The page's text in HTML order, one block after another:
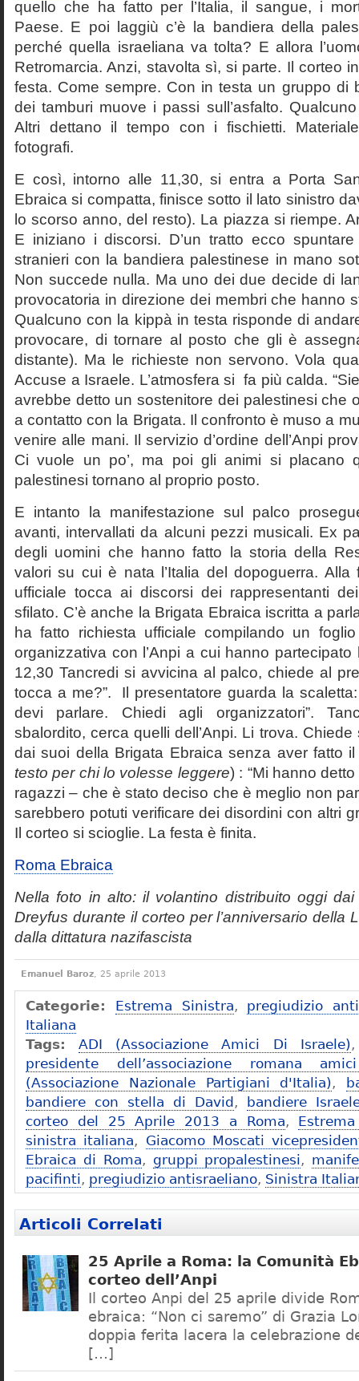
quello che ha fatto per l’Italia, il sangue, i
Paese. E poi laggiù c’è la bandiera della
perché quella israeliana va tolta? E allora
Retromarcia. Anzi, stavolta sì, si parte. Il corteo
festa. Come sempre. Con in testa un gruppo di
dei tamburi muove i passi sull’asfalto.
Altri dettano il tempo con i fischietti.
fotografi.
E così, intorno alle 11,30, si entra a Porta
Ebraica si compatta, finisce sotto il lato sinistro
lo scorso anno, del resto). La piazza si riempe.
E iniziano i discorsi. D’un tratto ecco
stranieri con la bandiera palestinese in mano
Non succede nulla. Ma uno dei due decide di
provocatoria in direzione dei membri che hanno
Qualcuno con la kippà in testa risponde di
provocare, di tornare al posto che gli è
distante). Ma le richieste non servono. Vola
Accuse a Israele. L’atmosfera si fa più calda.
avrebbe detto un sostenitore dei palestinesi che
a contatto con la Brigata. Il confronto è muso a
venire alle mani. Il servizio d’ordine dell’Anpi
Ci vuole un po’, ma poi gli animi si placano
palestinesi tornano al proprio posto.
E intanto la manifestazione sul palco
avanti, intervallati da alcuni pezzi musicali. Ex
degli uomini che hanno fatto la storia della
valori su cui è nata l’Italia del dopoguerra. Alla
ufficiale tocca ai discorsi dei rappresentanti
sfilato. C’è anche la Brigata Ebraica iscritta a
ha fatto richiesta ufficiale compilando un foglio
organizzativa con l’Anpi a cui hanno
12,30 Tancredi si avvicina al palco, chiede al
tocca a me?”. Il presentatore guarda la
devi parlare. Chiedi agli organizzatori”.
sbalordito, cerca quelli dell’Anpi. Li trova.
dai suoi della Brigata Ebraica senza aver fatto
testo per chi lo volesse leggere) : “Mi hanno
ragazzi – che è stato deciso che è meglio non
sarebbero potuti verificare dei disordini con altri
Il corteo si scioglie. La festa è finita.
Roma Ebraica
Nella foto in alto: il volantino distribuito oggi
Dreyfus durante il corteo per l’anniversario della
dalla dittatura nazifascista
Emanuel Baroz, 25 aprile 2013
Categorie: Estrema Sinistra, pregiudizio
Italiana
Tags:
ADI (Associazione Amici Di Israele)
presidente dell’associazione romana
(Associazione Nazionale Partigiani d'Italia),
bandiere con stella di David ,
bandiere
corteo del 25 Aprile 2013 a Roma,
sinistra italiana, Giacomo Moscati
Ebraica di Roma, gruppi propalestinesi,
pacifinti, pregiudizio antisraeliano, Sinistra
Articoli Correlati
25 Aprile a Roma: la Comunità
corteo dell’Anpi
Il corteo Anpi del 25 aprile divide
ebraica: “Non ci saremo” di Grazia
doppia ferita lacera la celebrazione
[…]